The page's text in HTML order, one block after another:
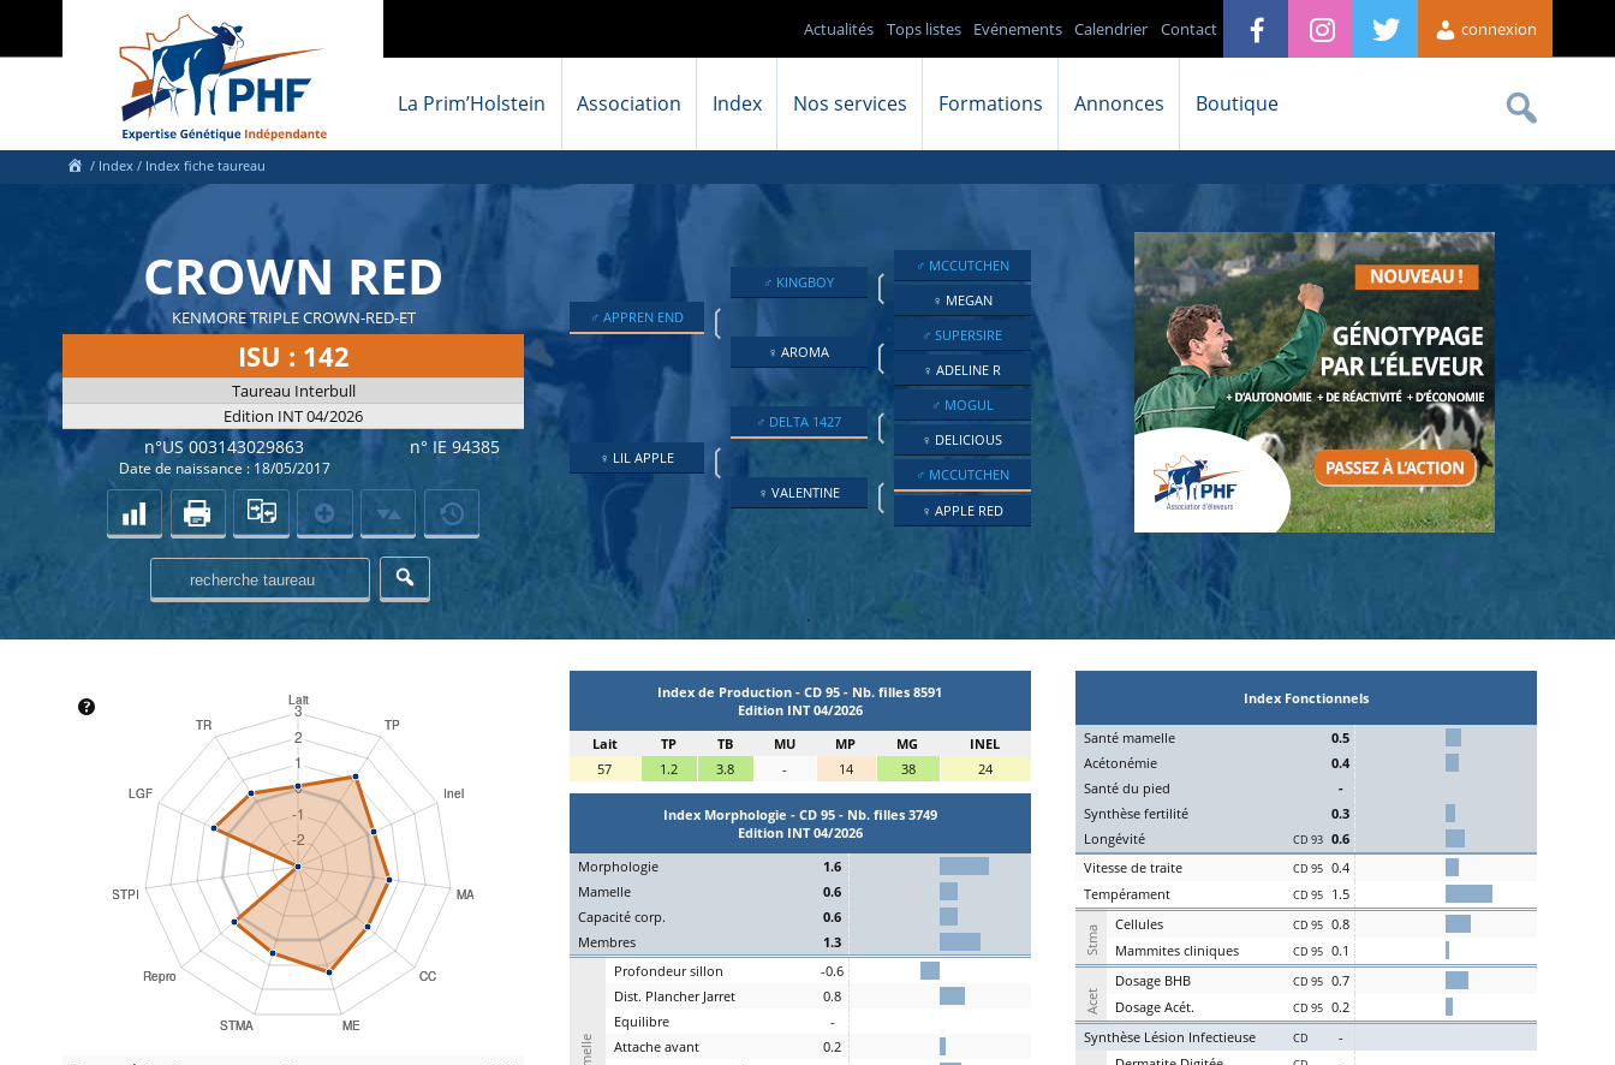
connexion
Contact
Calendrier
Evénements
Tops listes
Actualités
La Prim’Holstein Association Index Nos services Formations Annonces Boutique
/ Index / Index fiche taureau
CROWN RED
KENMORE TRIPLE CROWN-RED-ET
ISU : 142
Taureau Interbull
Edition INT 04/2026
n°US 003143029863 n° IE 94385
Date de naissance : 18/05/2017
♂ APPREN END ❲
♂ KINGBOY ❲
♂ MCCUTCHEN
♀ MEGAN
♀ AROMA ❲
♂ SUPERSIRE
♀ ADELINE R
♀ LIL APPLE ❲
♂ DELTA 1427 ❲
♂ MOGUL
♀ DELICIOUS
♀ VALENTINE ❲
♂ MCCUTCHEN
♀ APPLE RED
.
Index de Production - CD 95 - Nb. filles 8591
Edition INT 04/2026
Lait
TP TB MU MP MG
INEL
57
1.2 3.8 - 14 38 24
Index Morphologie - CD 95 - Nb. filles 3749
Edition INT 04/2026
Morphologie
1.6
Mamelle
0.6
Capacité corp.
0.6
Membres 1.3
Profondeursillon
-0.6
Dist. Plancher Jarret
0.8
Equilibre
-
Attache avant
0.2
Index Fonctionnels
Santé mamelle
0.5
Acétonémie
0.4
Santé du pied
-
Synthèsefertilité
0.3
Longévité CD 93 0.6
Vitesse detraite CD 95 0.4
Tempérament CD 95 1.5
Stma Cellules CD 95 0.8
Mammitescliniques CD 95 0.1
Acet
Dosage BHB CD 95 0.7
DosageAcét. CD 95 0.2
Synthèse Lésion Infectieuse CD -